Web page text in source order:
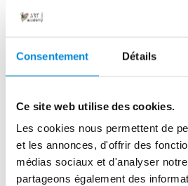
Consentement Détails
Ce site web utilise des cookies.
Les cookies nous permettent de
et les annonces, d'offrir des
médias sociaux et d'analyser
partageons également des
Effet de neige, Gustave
Gris bleus, bruns,
quelques touches de
très texturée et la
contraste avec